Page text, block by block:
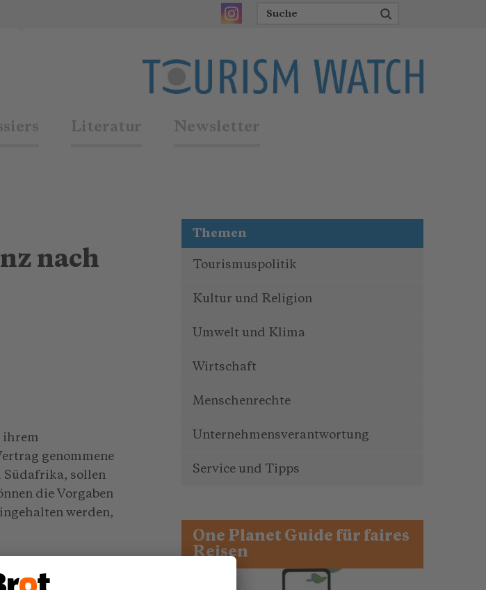
Literatur Newsletter
nach
ihrem
genommene
Südafrika, sollen
die Vorgaben
werden,
Atmosfair
Themen
Tourismuspolitik
Kultur und Religion
Umwelt und Klima
Wirtschaft
Menschenrechte
Unternehmensverantwortung
Service und Tipps
One Planet Guide für faires
Reisen